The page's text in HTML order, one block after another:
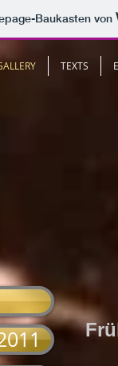
Baukasten von
TEXTS